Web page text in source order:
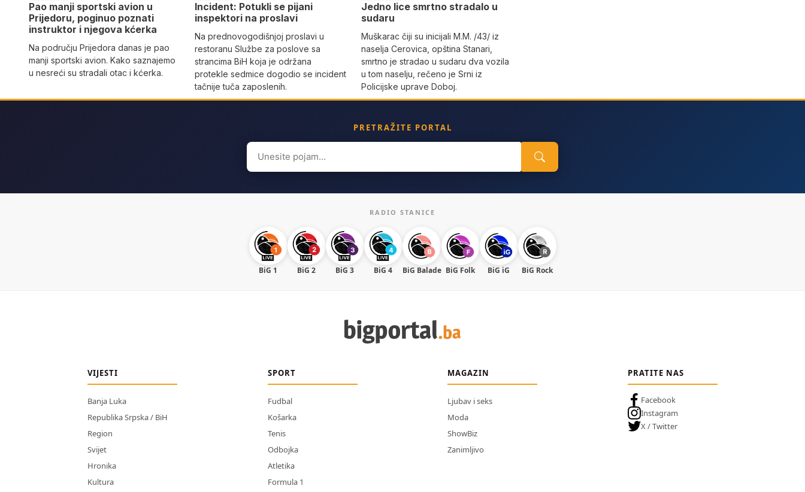
Pao manji sportski avion u
Prijedoru, poginuo poznati
instruktor i njegova kćerka
Na području Prijedora danas je pao
manji sportski avion. Kako saznajemo
u nesreći su stradali otac i kćerka.
Incident: Potukli se pijani
inspektori na proslavi
Na prednovogodišnjoj proslavi u
restoranu Službe za poslove sa
strancima BiH koja je održana
protekle sedmice dogodio se incident
tačnije tuča zaposlenih.
Јedno lice smrtno stradalo u
sudaru
Muškarac čiji su inicijali M.M. /43/ iz
naselja Cerovica, opština Stanari,
smrtno je stradao u sudaru dva vozila
u tom naselju, rečeno je Srni iz
Policijske uprave Doboj.
PRETRAŽITE PORTAL
Search
for:
RADIO STANICE
BiG 1 BiG 2 BiG 3 BiG 4 BiG Balade BiG Folk BiG iG BiG Rock
VIJESTI
Banja Luka
Republika Srpska / BiH
Region
Svijet
Hronika
Kultura
SPORT
Fudbal
Košarka
Tenis
Odbojka
Atletika
Formula 1
MAGAZIN
Ljubav i seks
Moda
ShowBiz
Zanimljivo
PRATITE NAS
Facebook
Instagram
X / Twitter